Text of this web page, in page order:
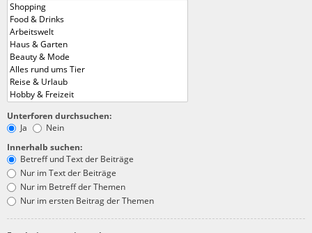
Unterforen durchsuchen:
Ja
Nein
Innerhalb suchen:
Betreff und Text der Beiträge
Nur im Text der Beiträge
Nur im Betreff der Themen
Nur im ersten Beitrag der Themen